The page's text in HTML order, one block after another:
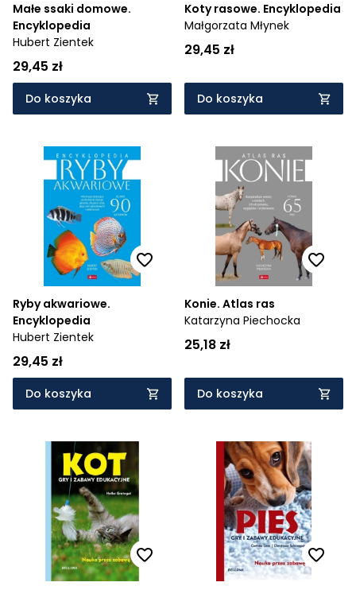
Małe ssaki domowe.
Encyklopedia
Hubert Zientek
29,45 zł
Do koszyka
Koty rasowe. Encyklopedia
Małgorzata Młynek
29,45 zł
Do koszyka
Ryby akwariowe.
Encyklopedia
Hubert Zientek
29,45 zł
Do koszyka
Konie. Atlas ras
Katarzyna Piechocka
25,18 zł
Do koszyka